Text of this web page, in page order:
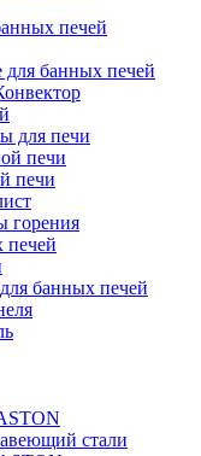
печей
банных печей
для печи
печи
печи
горения
печей
банных печей
стали